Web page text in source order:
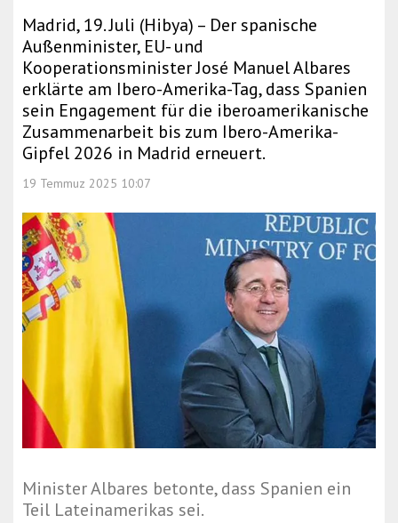
Madrid, 19. Juli (Hibya) – Der spanische
Außenminister, EU- und
Kooperationsminister José Manuel Albares
erklärte am Ibero-Amerika-Tag, dass Spanien
sein Engagement für die iberoamerikanische
Zusammenarbeit bis zum Ibero-Amerika-
Gipfel 2026 in Madrid erneuert.
19 Temmuz 2025 10:07
Minister Albares betonte, dass Spanien ein
Teil Lateinamerikas sei.